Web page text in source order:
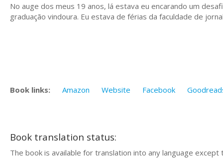
No auge dos meus 19 anos, lá estava eu encarando um
graduação vindoura. Eu estava de férias da faculdade de
Book links: Amazon Website Facebook
Book translation status:
The book is available for translation into any language